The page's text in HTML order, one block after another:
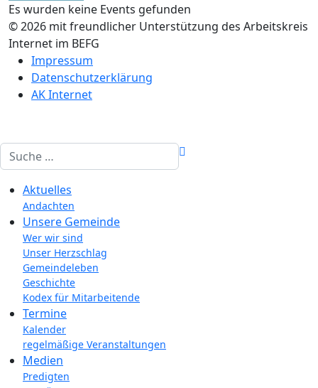
Es wurden keine Events gefunden
© 2026 mit freundlicher Unterstützung des Arbeitskreis
Internet im BEFG
Impressum
Datenschutzerklärung
AK Internet
Suchen
Aktuelles
Andachten
Unsere Gemeinde
Wer wir sind
Unser Herzschlag
Gemeindeleben
Geschichte
Kodex für Mitarbeitende
Termine
Kalender
regelmäßige Veranstaltungen
Medien
Predigten